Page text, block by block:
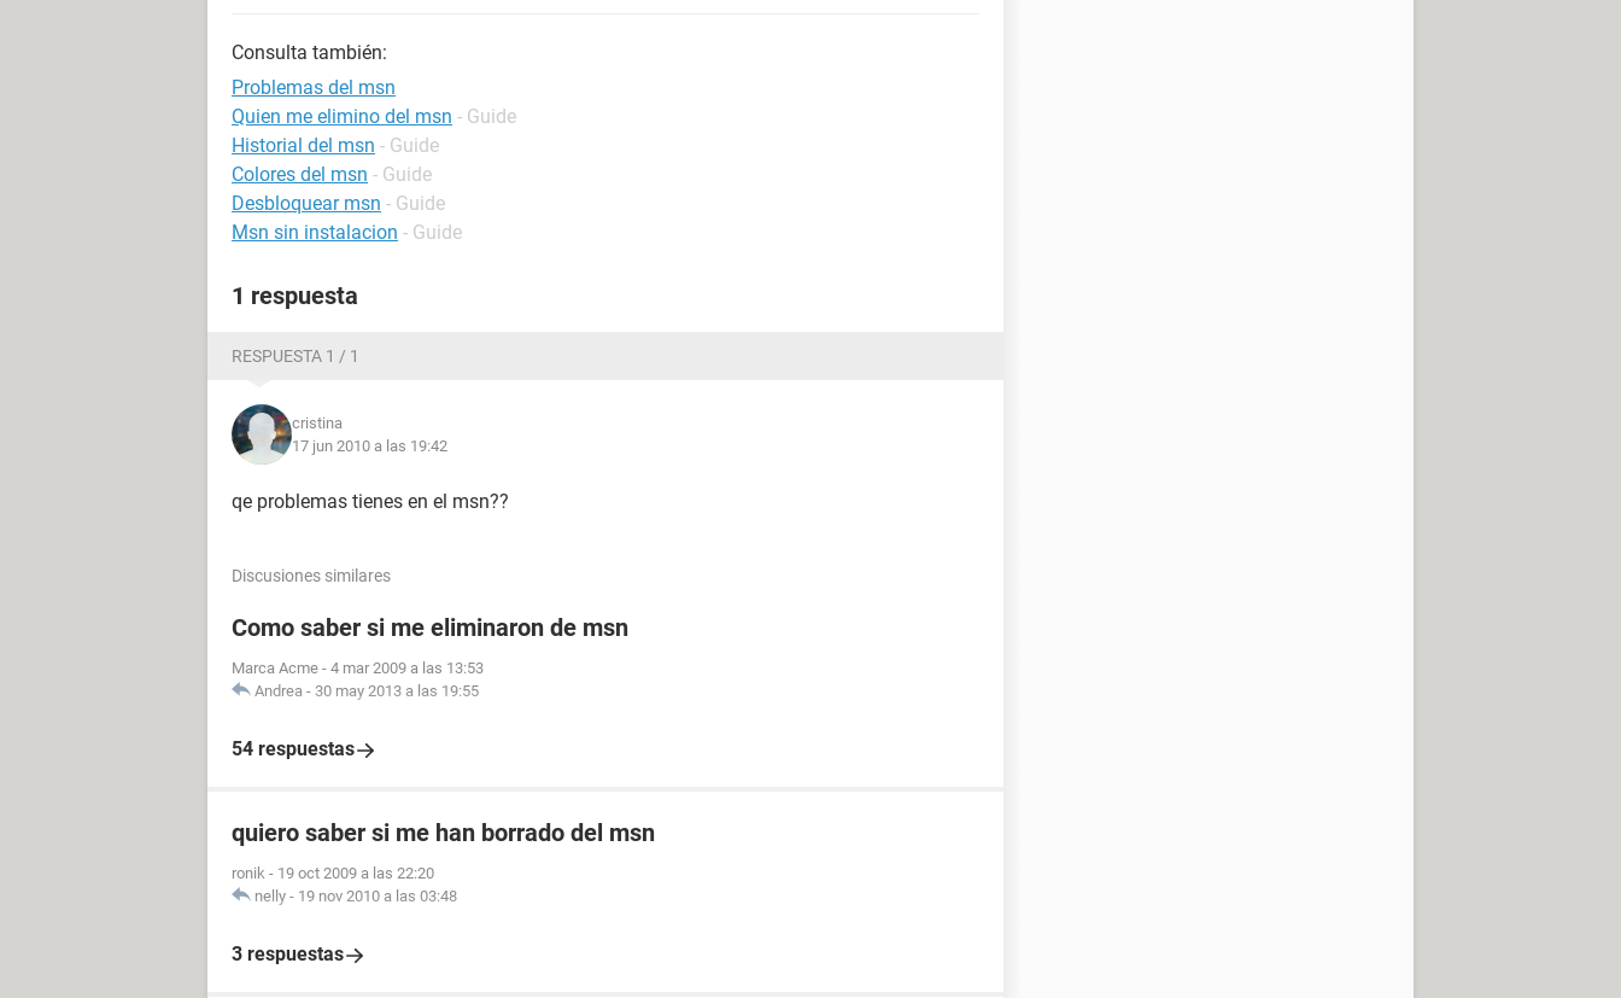
Consulta también:
Problemas del msn
Quien me elimino del msn - Guide
Historial del msn - Guide
Colores del msn - Guide
Desbloquear msn - Guide
Msn sin instalacion - Guide
1 respuesta
RESPUESTA 1 / 1
cristina
17 jun 2010 a las 19:42
qe problemas tienes en el msn??
Discusiones similares
Como saber si me eliminaron de msn
Marca Acme - 4 mar 2009 a las 13:53
Andrea - 30 may 2013 a las 19:55
54 respuestas
quiero saber si me han borrado del msn
ronik - 19 oct 2009 a las 22:20
nelly - 19 nov 2010 a las 03:48
3 respuestas